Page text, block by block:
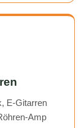
E-Gitarren
Amp